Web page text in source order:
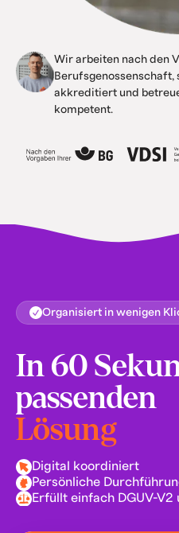
Wir arbeiten nach den
Berufsgenossenschaft,
akkreditiert und
kompetent.
Organisiert in wenigen
In 60
passenden
Lösung
Digital koordiniert
Persönliche
Erfüllt einfach DGUV-V2